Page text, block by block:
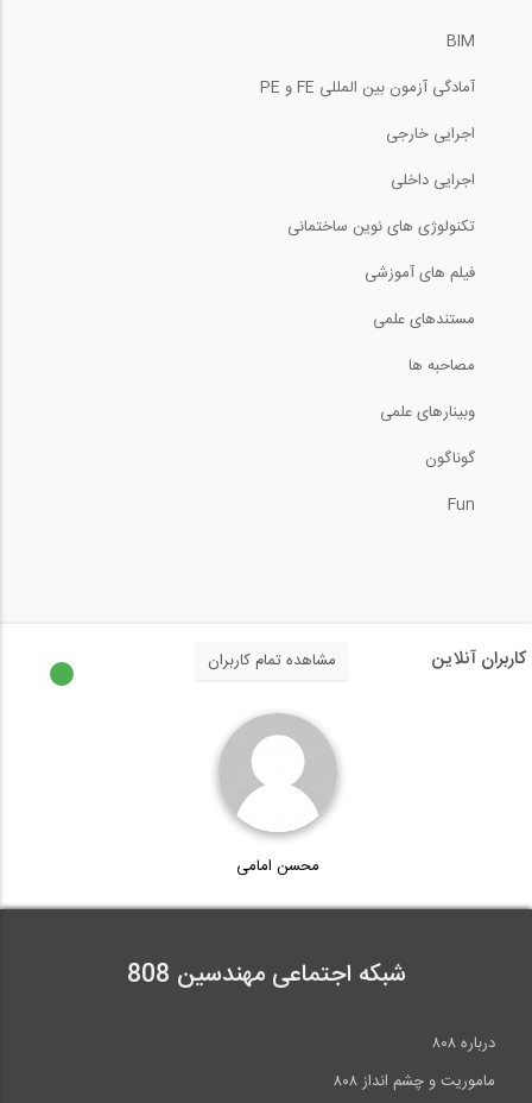
آشنایی با نرم افزار SkyCiv
تصفیه آب و محافظت از خوردگی در...
BIM
آمادگی آزمون بین المللی FE و PE
اجرایی خارجی
اجرایی داخلی
تکنولوژی های نوین ساختمانی
فیلم های آموزشی
مستندهای علمی
مصاحبه ها
وبینارهای علمی
گوناگون
Fun
کاربران آنلاین مشاهده تمام کاربران
محسن امامی
شبکه اجتماعی مهندسین 808
درباره ۸۰۸
ماموریت و چشم انداز ۸۰۸